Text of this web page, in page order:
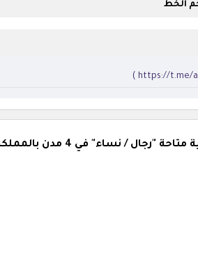
الخط
/ نساء" في 4 مدن بالمملكة